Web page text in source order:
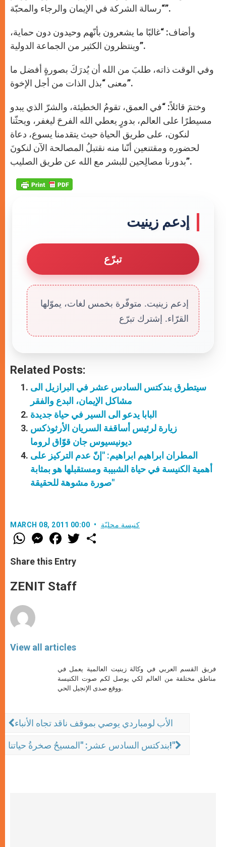
“رسالة الشركة في الإيمان والرجاء والمحبّة”.
وأضاف: “غالبًا ما يشعرون بأنّهم وحيدون دون حماية،
وينتظرون الكثير من الجماعة الدولية”.
وفي الوقت ذاته، طلبَ من الله أن يُدرَكَ بصورةٍ أفضل ما
معنى “بذل الذات من أجل الإخوة”.
وختمَ قائلاً: “في العمق، تقومُ الخطيئة، والشرّ الذي يبدو
مسيطرًا على العالم، بدورٍ يعطي الله الفرحَ ليغفر، ويحثّنا
لنكون، على طريق الحياة حيث يتقدمنا يسوع، دعاة
لحضوره ومقتنعين أنّنا منه نقتبلُ المصالحة الآن لنكونَ
بدورنا مصالِحين للبشر مع الله عن طريق الصليب”.
إدعم زينيت
تبرّع
إدعم زينيت. متوفّرة بخمس لغات، يموّلها
القرّاء. إشترك تبرّع
Related Posts:
سيتطرق بندكتس السادس عشر في البرازيل الى
مشاكل الإيمان، البدع والفقر
البابا يدعو الى السير في حياة جديدة
زيارة لرئيس أساقفة السريان الأرثوذكس
ديونيسيوس جان قوّاق لروما
المطران ابراهيم ابراهيم: "إنّ عدم التركيز على
أهمية الكنيسة في حياة الشبيبة ومستقبلها هو بمثابة
صورة مشوهة للحقيقة"
MARCH 08, 2011 00:00 كنيسة محليّة
W
h
t
s
p
p
M
e
s
e
g
e
F
a
e
b
o
k
w
Share this Entry
ZENIT Staff
View all articles
فريق القسم العربي في وكالة زينيت العالمية يعمل في
مناطق مختلفة من العالم لكي يوصل لكم صوت الكنيسة
ووقع صدى الإنجيل الحي.
الأب لومباردي يوصي بموقف ناقد تجاه الأنباء
بندكتس السادس عشر: "المسيحُ صخرةُ حياتنا!"